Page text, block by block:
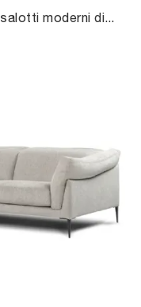
Clicca e ottieni informazioni sui salotti moderni di Felis! Molteplici modelli di divani, come Superneutro, ti aspettano.